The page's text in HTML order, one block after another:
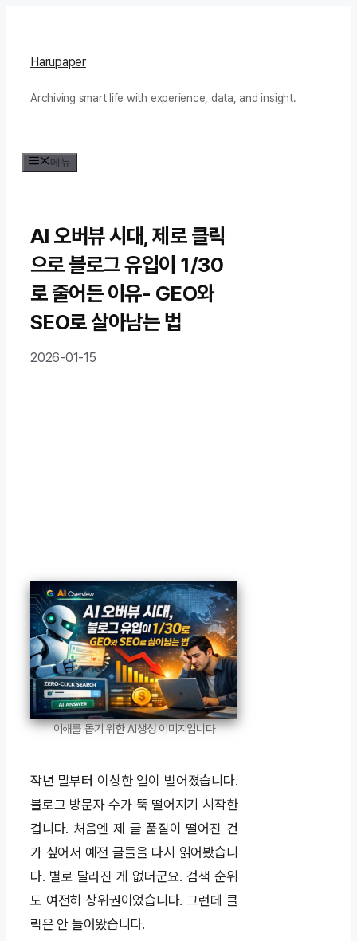
Harupaper
Archiving smart life with experience, data, and insight.
메뉴
AI 오버뷰 시대, 제로 클릭
으로 블로그 유입이 1/30
로 줄어든 이유- GEO와
SEO로 살아남는 법
2026-01-15
이해를 돕기 위한 AI생성 이미지입니다
작년 말부터 이상한 일이 벌어졌습니다.
블로그 방문자 수가 뚝 떨어지기 시작한
겁니다. 처음엔 제 글 품질이 떨어진 건
가 싶어서 예전 글들을 다시 읽어봤습니
다. 별로 달라진 게 없더군요. 검색 순위
도 여전히 상위권이었습니다. 그런데 클
릭은 안 들어왔습니다.